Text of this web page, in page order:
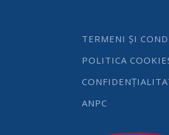
TERMENI ȘI
POLITICA
ANPC